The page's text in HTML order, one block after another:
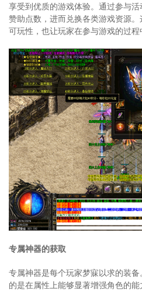
享受到优质的游戏体验。通过参与
赞助点数，进而兑换各类游戏资源
可玩性，也让玩家在参与游戏的过程
专属神器的获取
专属神器是每个玩家梦寐以求的装
的是在属性上能够显著增强角色的